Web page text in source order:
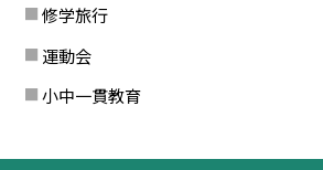
修学旅行
運動会
小中一貫教育